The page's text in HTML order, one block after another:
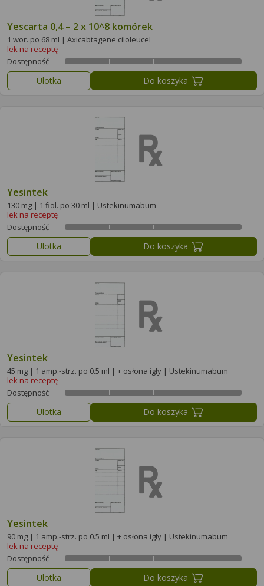
Yescarta 0,4 – 2 x 10^8 komórek
1 wor. po 68 ml | Axicabtagene ciloleucel
lek na receptę
Dostępność
Ulotka Do koszyka
Yesintek
130 mg | 1 fiol. po 30 ml | Ustekinumabum
lek na receptę
Dostępność
Ulotka Do koszyka
Yesintek
45 mg | 1 amp.-strz. po 0.5 ml | + osłona igły | Ustekinumabum
lek na receptę
Dostępność
Ulotka Do koszyka
Yesintek
90 mg | 1 amp.-strz. po 0.5 ml | + osłona igły | Ustekinumabum
lek na receptę
Dostępność
Ulotka Do koszyka